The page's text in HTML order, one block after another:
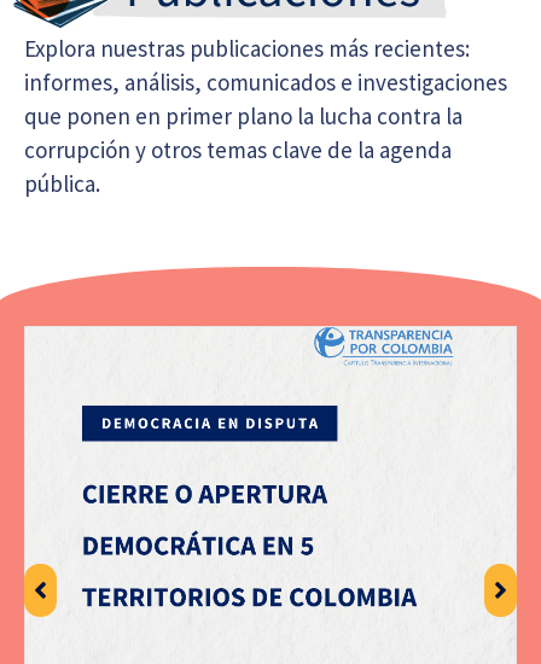
Explora nuestras publicaciones más recientes:
informes, análisis, comunicados e investigaciones
que ponen en primer plano la lucha contra la
corrupción y otros temas clave de la agenda
pública.